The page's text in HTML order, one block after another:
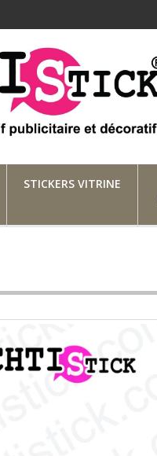
STICKERS VITRINE